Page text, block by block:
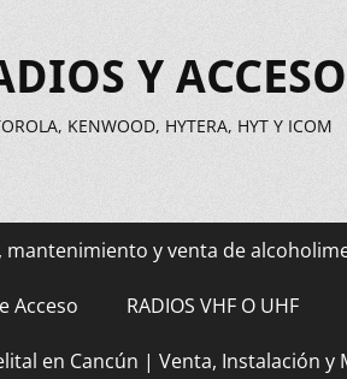
Y
KENWOOD, HYTERA, HYT Y ICOM
mantenimiento y venta de
Acceso RADIOS VHF O UHF
en Cancún | Venta, Instalación y